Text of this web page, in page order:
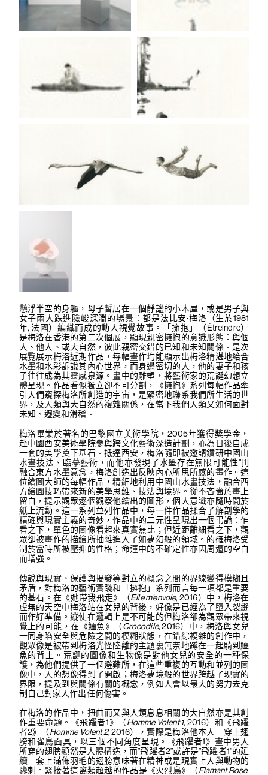
懸浮半空的身軀，母子暫居在一個靜謐的小木屋，或是男子與
女子兩人跌進險峻深淵的場景：都是法比安·梅洛（生於1981
年, 法國）編織而成的動人視覺故事。「擁抱」（Étreindre）
是梅洛在香港的第二次個展，顯現親密擁抱的意識形態：與個
人、他人、或大自然，彼此親密交錯的已知和未知關係。是次
展覽展示梅洛近期作品，每幅畫作均能顯示出梅洛精湛地給合
水墨和水彩訴說其內心世界，而身邊密切的人，他的妻子和孩
子往往成為其靈感泉源。畫中的雕塑，將藝術家的荒誕幻想立
體呈現。作品看似獨立卻不可分割，《擁抱》系列每幅作品牽
引人們窺探梅洛所創造的宇宙，是緊密地聯系我們所生活的世
界，及人類與大自然的複雜關係，在當下我們人類又如何面對
未知、遷變和滑稽。
梅洛畢業於著名的巴黎國立美術學院，2005年獲得獎學金，
赴中國西安美術學院參與跨文化藝術深造計劃，亦為日後自成
一套的美學奠下基石。抵達西安，梅洛隨即被邀請鑽研中國山
水畫技法、臨摹藝術，而他亦發現了水墨存在無限可能性”[1]
融合東方水墨意念，梅洛創造出反映內心所思所感的畫作。這
位繪圖大師的每幅作品，精細地利用中國山水畫技法，融合西
方繪圖技巧帶來新的美學思維、技法與境界。從不吝嗇於畫上
留白，提示觀眾逐個觀察他繪出的圖形，個人意識亦隨時間於
紙上流動。這一系列並列作品中，每一件作品揉合了解剖學的
精確與現實主義的奇妙，作品中的二元性呈現出一個弔詭：乍
看之下，單色的圖像看起來真實無比；但近距離細看之下，觀
眾卻被畫作的描繪所抽離進入了如夢幻般的領域。的確梅洛受
制於當時所被壓抑的性格；命運中的不確定性亦因周遭的空白
而增強。
傳說與現實、保護與揭發等對立的概念之間的界線變得模糊且
矛盾，對梅洛的藝術實踐和「擁抱」系列而言每一項都是重要
的基石。在《她帶我飛走》（Elle m’envole, 2016）中，梅洛在
虛無的天空中梅洛站在女兒的背後，好像是已經為了墮入裂縫
而作好凖備。縱使在邏輯上是不可能的但梅洛卻為觀眾帶來視
覺上的可能，在《鱷魚》（ Crocodile, 2016）中，梅洛與女兒
一同身陷安全與危險之間的模糊狀態，在錯綜複雜的創作中，
觀眾像是被帶到梅洛光怪陸離的主題裏無奈地蹲在一起騎到鱷
魚的背上。荒誕的圖像和生物像是對他女兒的安全的一種保
護，為他們提供了一個避難所，在這些重複的互動和並列的圖
像中，人的想像得到了開啟；梅洛夢境般的世界跨越了現實的
界限，提及到與關係有關的概念，例如人會以最大的努力去克
制自己對家人作出任何傷害。
在梅洛的作品中，扭曲而又與人類息息相關的大自然亦是其創
作重要命題。《飛躍者1》（ Homme Volent 1, 2016）和《飛躍
者2》（ Homme Volent 2,2016），實際是梅洛他本人─穿上翅
膀和雀鳥面具，以三個不同角度呈現。《飛躍者1》畫中男人
所穿的翅膀顯然是人體構造，而”飛躍者2”或許是”飛躍者1”的延
續─套上滿佈羽毛的翅膀意味著在精神或是現實上人與動物的
隳刺。緊接著這禽類超越的作品是《火烈鳥》（ Flamant Rose,
Homme Volant 2
2016
墨水, 水彩畫本
42.5 x 30 公分
30 x 41.5 公分
Flamant Rose
35 x 49.5 公分
d'une étreinte -
Heads
2016
丙烯酸樹脂
30 x 38 x 29
公分